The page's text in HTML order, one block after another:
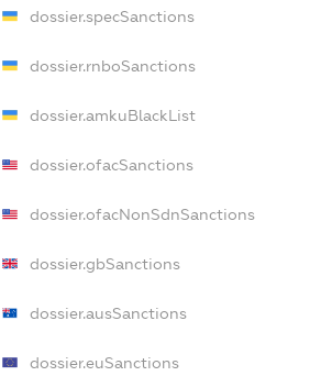
dossier.specSanctions
dossier.rnboSanctions
dossier.amkuBlackList
dossier.ofacSanctions
dossier.ofacNonSdnSanctions
dossier.gbSanctions
dossier.ausSanctions
dossier.euSanctions